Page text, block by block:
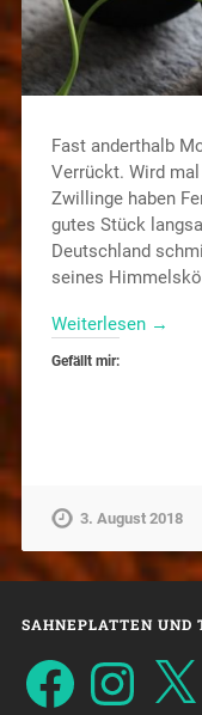
Fast anderthalb
Verrückt. Wird
Zwillinge haben
gutes Stück
Deutschland
seines
Weiterlesen →
Gefällt mir:
3. August 2018
SAHNEPLATTEN UND